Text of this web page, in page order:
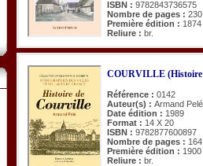
ISBN : 9782843736575
Nombre de pages : 230
Première édition : 1874
Reliure : br.
COURVILLE (Histoire
Référence : 0142
Auteur(s) : Armand Pelé
Date édition : 1989
Format : 14 X 20
ISBN : 9782877600897
Nombre de pages : 164
Première édition : 1900
Reliure : br.